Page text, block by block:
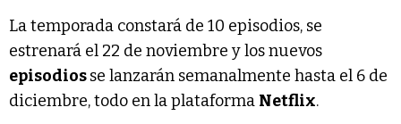
La temporada constará de 10 episodios, se
estrenará el 22 de noviembre y los nuevos
episodiosse lanzarán semanalmente hasta el 6 de
diciembre, todo en la plataforma Netflix.